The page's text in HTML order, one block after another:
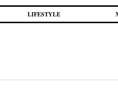
LIFESTYLE